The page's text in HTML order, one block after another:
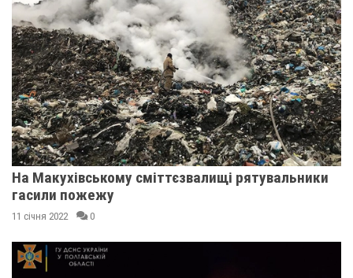
На Макухівському сміттєзвалищі рятувальники
гасили пожежу
11 січня 2022 0